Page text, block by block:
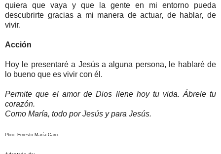
quiera que vaya y que la gente en mi entorno pueda
descubrirte gracias a mi manera de actuar, de hablar, de
vivir.
Acción
Hoy le presentaré a Jesús a alguna persona, le hablaré de
lo bueno que es vivir con él.
Permite que el amor de Dios llene hoy tu vida. Ábrele tu
corazón.
Como María, todo por Jesús y para Jesús.
Pbro. Ernesto María Caro.